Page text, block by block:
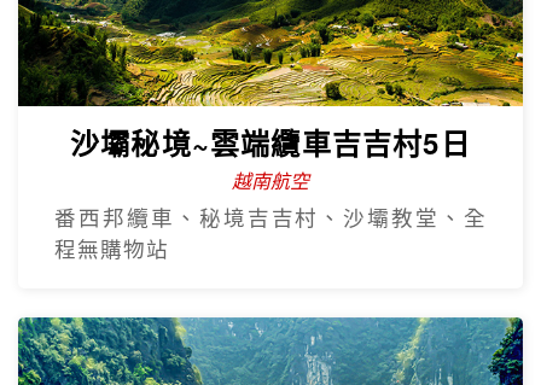
沙壩秘境~雲端纜車吉吉村5日
越南航空
番西邦纜車、秘境吉吉村、沙壩教堂、全
程無購物站